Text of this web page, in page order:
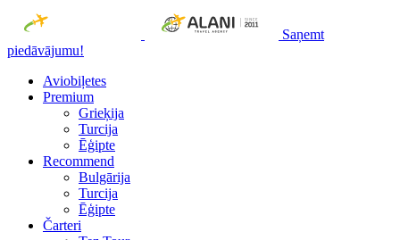
Saņemt
piedāvājumu!
Aviobiļetes
Premium
Grieķija
Turcija
Ēģipte
Recommend
Bulgārija
Turcija
Ēģipte
Čarteri